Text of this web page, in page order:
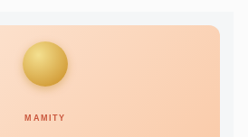
MAMITY